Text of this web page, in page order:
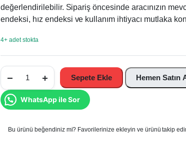
değerlendirilebilir. Sipariş öncesinde aracınızın
endeksi, hız endeksi ve kullanım ihtiyacı mutlaka
4+ adet stokta
225/55R19
99W
Azenis
Üretim
Sepete Ekle Hemen Satın
WhatsApp ile Sor
Bu ürünü beğendiniz mi? Favorilerinize ekleyin ve ürünü takip